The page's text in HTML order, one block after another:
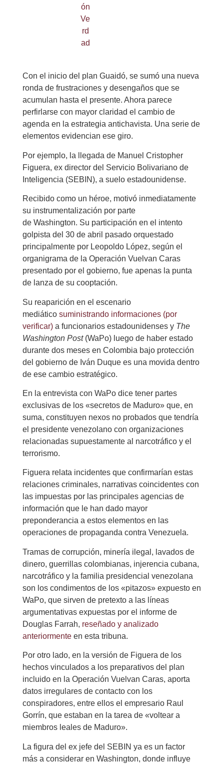
Con el inicio del plan Guaidó, se sumó una nueva
ronda de frustraciones y desengaños que se
acumulan hasta el presente. Ahora parece
perfirlarse con mayor claridad el cambio de
agenda en la estrategia antichavista. Una serie de
elementos evidencian ese giro.
Por ejemplo, la llegada de Manuel Cristopher
Figuera, ex director del Servicio Bolivariano de
Inteligencia (SEBIN), a suelo estadounidense.
Recibido como un héroe, motivó inmediatamente
su instrumentalización por parte
de Washington. Su participación en el intento
golpista del 30 de abril pasado orquestado
principalmente por Leopoldo López, según el
organigrama de la Operación Vuelvan Caras
presentado por el gobierno, fue apenas la punta
de lanza de su cooptación.
Su reaparición en el escenario
mediático suministrando informaciones (por
verificar)a funcionarios estadounidenses y The
Washington Post(WaPo) luego de haber estado
durante dos meses en Colombia bajo protección
del gobierno de Iván Duque es una movida dentro
de ese cambio estratégico.
En la entrevista con WaPo dice tener partes
exclusivas de los «secretos de Maduro» que, en
suma, constituyen nexos no probados que tendría
el presidente venezolano con organizaciones
relacionadas supuestamente al narcotráfico y el
terrorismo.
Figuera relata incidentes que confirmarían estas
relaciones criminales, narrativas coincidentes con
las impuestas por las principales agencias de
información que le han dado mayor
preponderancia a estos elementos en las
operaciones de propaganda contra Venezuela.
Tramas de corrupción, minería ilegal, lavados de
dinero, guerrillas colombianas, injerencia cubana,
narcotráfico y la familia presidencial venezolana
son los condimentos de los «pitazos» expuesto en
WaPo, que sirven de pretexto a las líneas
argumentativas expuestas por el informe de
Douglas Farrah, reseñado y analizado
anteriormenteen esta tribuna.
Por otro lado, en la versión de Figuera de los
hechos vinculados a los preparativos del plan
incluido en la Operación Vuelvan Caras, aporta
datos irregulares de contacto con los
conspiradores, entre ellos el empresario Raul
Gorrín, que estaban en la tarea de «voltear a
miembros leales de Maduro».
La figura del ex jefe del SEBIN ya es un factor
más a considerar en Washington, donde influye